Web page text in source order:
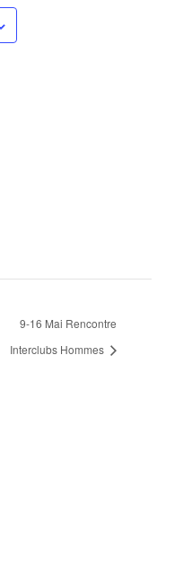
9-16 Mai Rencontre
Interclubs Hommes